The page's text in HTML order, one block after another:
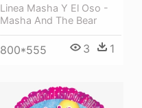
Linea Masha Y El Oso -
Masha And The Bear
800*555 3 1